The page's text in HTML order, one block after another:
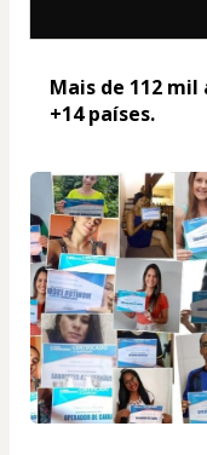
Mais de 112
+14 países.